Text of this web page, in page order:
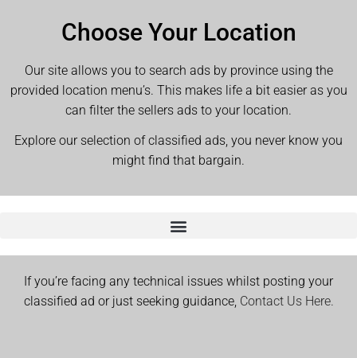
Choose Your Location
Our site allows you to search ads by province using the
provided location menu’s. This makes life a bit easier as you
can filter the sellers ads to your location.
Explore our selection of classified ads, you never know you
might find that bargain.
If you’re facing any technical issues whilst posting your
classified ad or just seeking guidance, Contact Us Here.